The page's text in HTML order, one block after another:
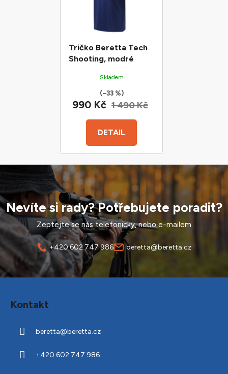
Tričko Beretta Tech
Shooting, modré
Skladem
DETAIL
990 Kč 1 490 Kč
(–33 %)
Nevíte si rady? Potřebujete poradit?
Zeptejte se nás telefonicky, nebo e-mailem
+420 602 747 986 beretta@beretta.cz
Kontakt
beretta@beretta.cz
+420 602 747 986